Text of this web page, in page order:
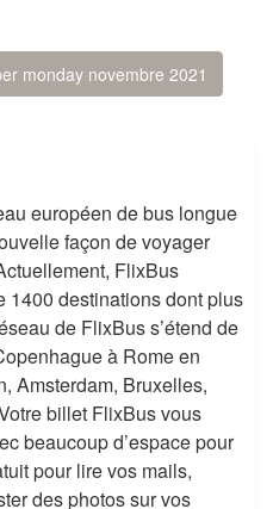
monday novembre 2021
européen de bus longue
façon de voyager
FlixBus
1400 destinations dont plus
de FlixBus s’étend de
à Rome en
Amsterdam, Bruxelles,
billet FlixBus vous
beaucoup d’espace pour
pour lire vos mails,
des photos sur vos